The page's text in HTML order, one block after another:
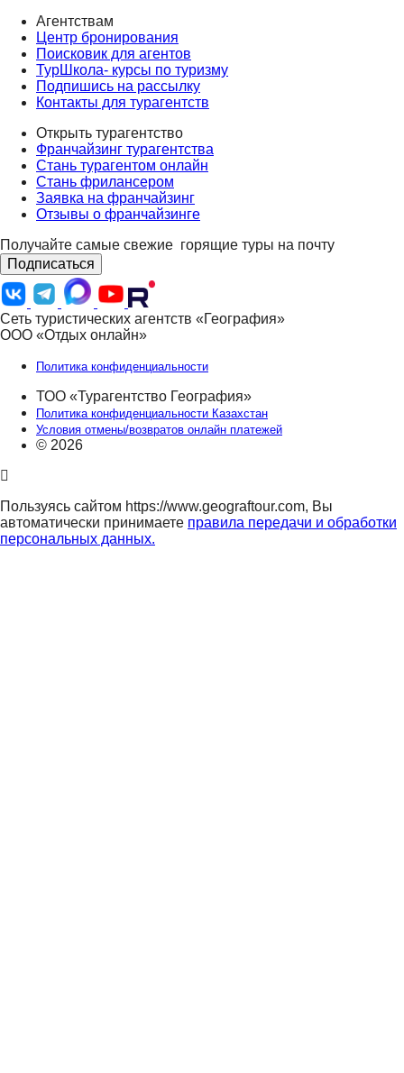
Агентствам
Центр бронирования
Поисковик для агентов
ТурШкола- курсы по туризму
Подпишись на рассылку
Контакты для турагентств
Открыть турагентство
Франчайзинг турагентства
Стань турагентом онлайн
Стань фрилансером
Заявка на франчайзинг
Отзывы о франчайзинге
Получайте самые свежие горящие туры на почту
Подписаться
Сеть туристических агентств «География»
ООО «Отдых онлайн»
Политика конфиденциальности
ТОО «Турагентство География»
Политика конфиденциальности Казахстан
Условия отмены/возвратов онлайн платежей
© 2026
Пользуясь сайтом https://www.geograftour.com, Вы
автоматически принимаете правила передачи и обработки
персональных данных.